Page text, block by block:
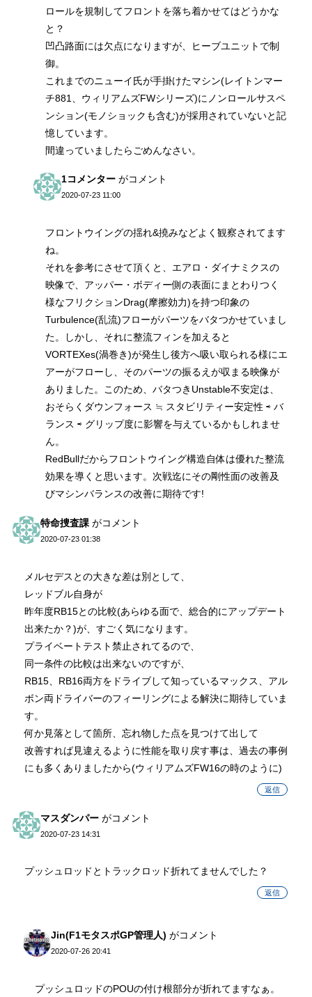
ロールを規制してフロントを落ち着かせてはどうかな
と？
凹凸路面には欠点になりますが、ヒーブユニットで制
御。
これまでのニューイ氏が手掛けたマシン(レイトンマー
チ881、ウィリアムズFWシリーズ)にノンロールサスペ
ンション(モノショックも含む)が採用されていないと記
憶しています。
間違っていましたらごめんなさい。
1コメンター がコメント
2020-07-23 11:00
フロントウイングの揺れ&撓みなどよく観察されてます
ね。
それを参考にさせて頂くと、エアロ・ダイナミクスの
映像で、アッパー・ボディー側の表面にまとわりつく
様なフリクションDrag(摩擦効力)を持つ印象の
Turbulence(乱流)フローがパーツをバタつかせていまし
た。しかし、それに整流フィンを加えると
VORTEXes(渦巻き)が発生し後方へ吸い取られる様にエ
アーがフローし、そのパーツの振るえが収まる映像が
ありました。このため、バタつきUnstable不安定は、
おそらくダウンフォース ≒ スタビリティー安定性 ⇨ バ
ランス ⇨ グリップ度に影響を与えているかもしれませ
ん。
RedBullだからフロントウイング構造自体は優れた整流
効果を導くと思います。次戦迄にその剛性面の改善及
びマシンバランスの改善に期待です!
特命捜査課 がコメント
2020-07-23 01:38
メルセデスとの大きな差は別として、
レッドブル自身が
昨年度RB15との比較(あらゆる面で、総合的にアップデート
出来たか？)が、すごく気になります。
プライベートテスト禁止されてるので、
同一条件の比較は出来ないのですが、
RB15、RB16両方をドライブして知っているマックス、アル
ボン両ドライバーのフィーリングによる解決に期待していま
す。
何か見落として箇所、忘れ物した点を見つけて出して
改善すれば見違えるように性能を取り戻す事は、過去の事例
にも多くありましたから(ウィリアムズFW16の時のように)
返信
マスダンパー がコメント
2020-07-23 14:31
プッシュロッドとトラックロッド折れてませんでした？
返信
Jin(F1モタスポGP管理人) がコメント
2020-07-26 20:41
プッシュロッドのPOUの付け根部分が折れてますなぁ。